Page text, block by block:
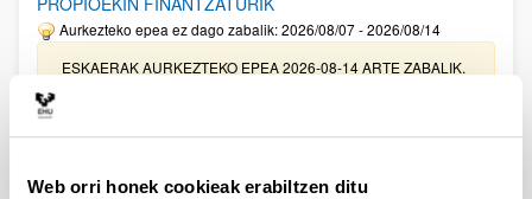
Web orri honek cookieak erabiltzen ditu
Aurkezteko epea ez dago zabalik: 2026/08/07 - 2026/08/14
ESKAERAK AURKEZTEKO EPEA 2026-08-14 ARTE ZABALIK.
UPV/EHUn Azpiegitura Zientifikoa eta Funts Bibliografikoak